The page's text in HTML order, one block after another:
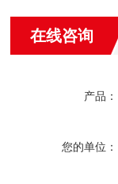
在线咨询
产品：
您的单位：